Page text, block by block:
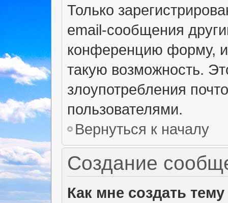
Только
email-сообщения
конференцию форму, и
такую возможность.
злоупотребления
пользователями.
Вернуться к началу
Создание
Как мне создать